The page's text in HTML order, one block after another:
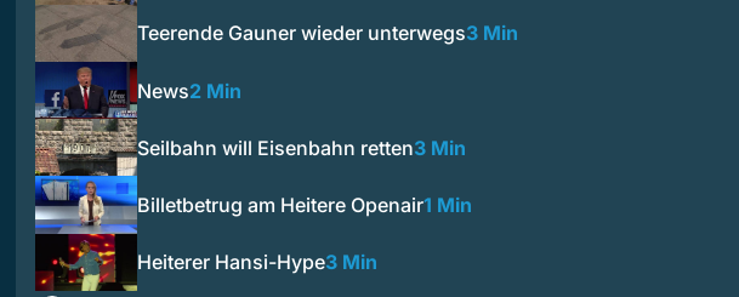
Teerende Gauner wieder unterwegs3 Min
News2 Min
Seilbahn will Eisenbahn retten3 Min
Billetbetrug am Heitere Openair1 Min
Heiterer Hansi-Hype3 Min